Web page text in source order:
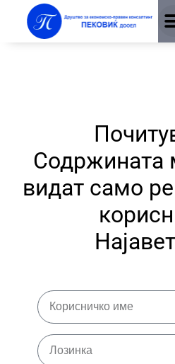
Содржината
видат само